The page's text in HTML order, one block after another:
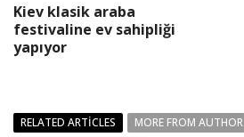
Kiev klasik araba
festivaline ev sahipliği
yapıyor
RELATED ARTICLES
MORE FROM AUTHOR